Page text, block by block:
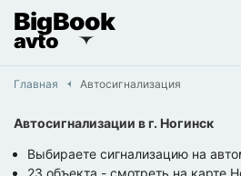
BigBook
avto
Главная Автосигнализация
Автосигнализации в г. Ногинск
Выбираете сигнализацию на
23 объекта - смотреть на карте